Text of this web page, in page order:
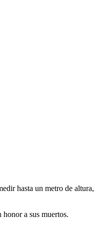
hasta un metro de altura,
a sus muertos.